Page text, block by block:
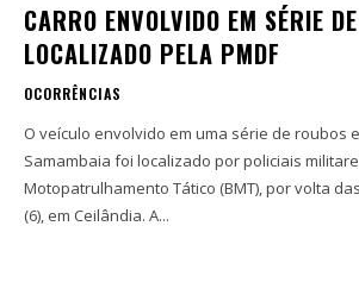
CARRO ENVOLVIDO EM SÉRIE
LOCALIZADO PELA PMDF
OCORRÊNCIAS
O veículo envolvido em uma série de roubos
Samambaia foi localizado por policiais
Motopatrulhamento Tático (BMT), por volta
(6), em Ceilândia. A...